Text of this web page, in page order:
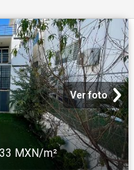
Ver foto
MXN/m²